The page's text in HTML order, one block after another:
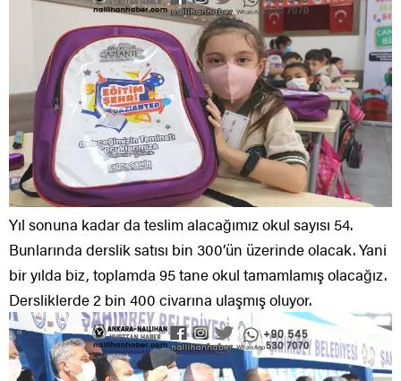
Yıl sonuna kadar da teslim alacağımız okul sayısı 54.
Bunlarında derslik satısı bin 300’ün üzerinde olacak. Yani
bir yılda biz, toplamda 95 tane okul tamamlamış olacağız.
Dersliklerde 2 bin 400 civarına ulaşmış oluyor.